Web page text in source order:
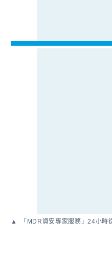
「MDR資安專家服務」24小